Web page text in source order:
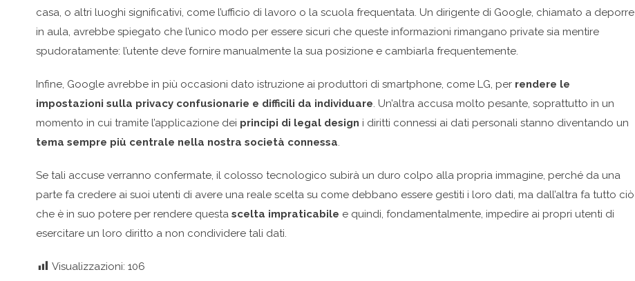
casa, o altri luoghi significativi, come l’ufficio di lavoro o la scuola frequentata. Un dirigente di Google, chiamato a deporre
in aula, avrebbe spiegato che l’unico modo per essere sicuri che queste informazioni rimangano private sia mentire
spudoratamente: l’utente deve fornire manualmente la sua posizione e cambiarla frequentemente.
Infine, Google avrebbe in più occasioni dato istruzione ai produttori di smartphone, come LG, per rendere le
impostazioni sulla privacy confusionarie e difficili da individuare. Un’altra accusa molto pesante, soprattutto in un
momento in cui tramite l’applicazione dei principi di legal design i diritti connessi ai dati personali stanno diventando un
tema sempre più centrale nella nostra società connessa.
Se tali accuse verranno confermate, il colosso tecnologico subirà un duro colpo alla propria immagine, perché da una
parte fa credere ai suoi utenti di avere una reale scelta su come debbano essere gestiti i loro dati, ma dall’altra fa tutto ciò
che è in suo potere per rendere questa scelta impraticabile e quindi, fondamentalmente, impedire ai propri utenti di
esercitare un loro diritto a non condividere tali dati.
Visualizzazioni: 106